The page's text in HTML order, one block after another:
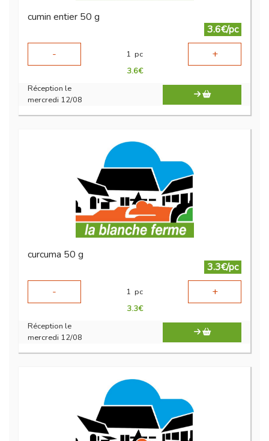
cumin entier 50 g
3.6€/pc
-
1 pc +
3.6€
Réception le
mercredi 12/08
curcuma 50 g
3.3€/pc
-
1 pc +
3.3€
Réception le
mercredi 12/08